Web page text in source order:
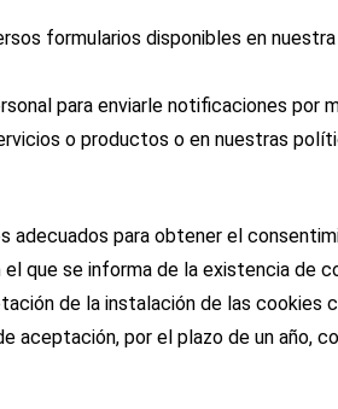
formularios disponibles en nuestra
para enviarle notificaciones por
o productos o en nuestras
para obtener el
que se informa de la existencia de
de la instalación de las cookies
por el plazo de un año,